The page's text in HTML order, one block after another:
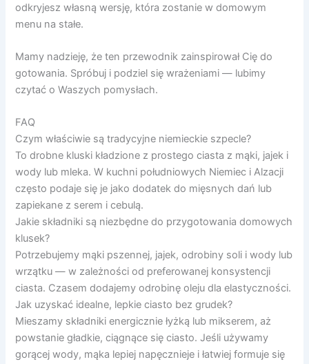
odkryjesz własną wersję, która zostanie w domowym
menu na stałe.
Mamy nadzieję, że ten przewodnik zainspirował Cię do
gotowania. Spróbuj i podziel się wrażeniami — lubimy
czytać o Waszych pomysłach.
FAQ
Czym właściwie są tradycyjne niemieckie szpecle?
To drobne kluski kładzione z prostego ciasta z mąki, jajek i
wody lub mleka. W kuchni południowych Niemiec i Alzacji
często podaje się je jako dodatek do mięsnych dań lub
zapiekane z serem i cebulą.
Jakie składniki są niezbędne do przygotowania domowych
klusek?
Potrzebujemy mąki pszennej, jajek, odrobiny soli i wody lub
wrzątku — w zależności od preferowanej konsystencji
ciasta. Czasem dodajemy odrobinę oleju dla elastyczności.
Jak uzyskać idealne, lepkie ciasto bez grudek?
Mieszamy składniki energicznie łyżką lub mikserem, aż
powstanie gładkie, ciągnące się ciasto. Jeśli używamy
gorącej wody, mąka lepiej napęcznieje i łatwiej formuje się